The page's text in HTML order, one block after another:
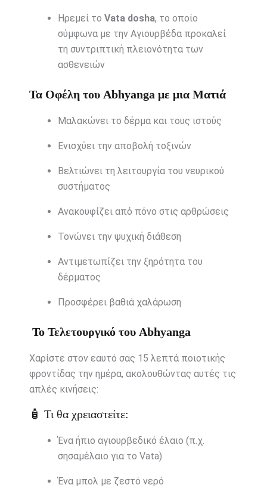
Ηρεμεί το Vata dosha, το οποίο
σύμφωνα με την Αγιουρβέδα προκαλεί
τη συντριπτική πλειονότητα των
ασθενειών
Τα Οφέλη του Abhyanga με μια Ματιά
Μαλακώνει το δέρμα και τους ιστούς
Ενισχύει την αποβολή τοξινών
Βελτιώνει τη λειτουργία του νευρικού
συστήματος
Ανακουφίζει από πόνο στις αρθρώσεις
Τονώνει την ψυχική διάθεση
Αντιμετωπίζει την ξηρότητα του
δέρματος
Προσφέρει βαθιά χαλάρωση
Το Τελετουργικό του Abhyanga
Χαρίστε στον εαυτό σας 15 λεπτά ποιοτικής
φροντίδας την ημέρα, ακολουθώντας αυτές τις
απλές κινήσεις:
🧴 Τι θα χρειαστείτε:
Ένα ήπιο αγιουρβεδικό έλαιο (π.χ.
σησαμέλαιο για το Vata)
Ένα μπολ με ζεστό νερό